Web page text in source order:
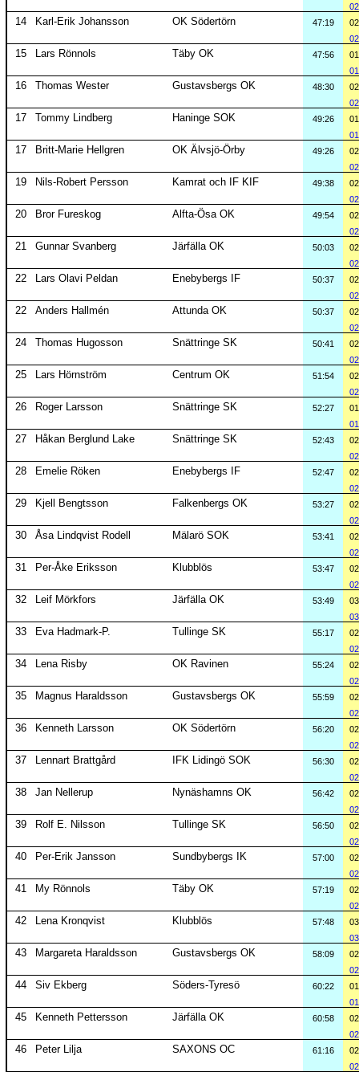
14 Karl-Erik Johansson OK Södertörn 47:19
15 Lars Rönnols Täby OK 47:56
16 Thomas Wester Gustavsbergs OK 48:30
17 Tommy Lindberg Haninge SOK 49:26
17 Britt-Marie Hellgren OK Älvsjö-Örby 49:26
19 Nils-Robert Persson Kamrat och IF KIF 49:38
20 Bror Fureskog Alfta-Ösa OK 49:54
21 Gunnar Svanberg Järfälla OK 50:03
22 Lars Olavi Peldan Enebybergs IF 50:37
22 Anders Hallmén Attunda OK 50:37
24 Thomas Hugosson Snättringe SK 50:41
25 Lars Hörnström Centrum OK 51:54
26 Roger Larsson Snättringe SK 52:27
27 Håkan Berglund Lake Snättringe SK 52:43
28 Emelie Röken Enebybergs IF 52:47
29 Kjell Bengtsson Falkenbergs OK 53:27
30 Åsa Lindqvist Rodell Mälarö SOK 53:41
31 Per-Åke Eriksson Klubblös 53:47
32 Leif Mörkfors Järfälla OK 53:49
33 Eva Hadmark-P. Tullinge SK 55:17
34 Lena Risby OK Ravinen 55:24
35 Magnus Haraldsson Gustavsbergs OK 55:59
36 Kenneth Larsson OK Södertörn 56:20
37 Lennart Brattgård IFK Lidingö SOK 56:30
38 Jan Nellerup Nynäshamns OK 56:42
39 Rolf E. Nilsson Tullinge SK 56:50
40 Per-Erik Jansson Sundbybergs IK 57:00
41 My Rönnols Täby OK 57:19
42 Lena Kronqvist Klubblös 57:48
43 Margareta Haraldsson Gustavsbergs OK 58:09
44 Siv Ekberg Söders-Tyresö 60:22
45 Kenneth Pettersson Järfälla OK 60:58
46 Peter Lilja SAXONS OC 61:16